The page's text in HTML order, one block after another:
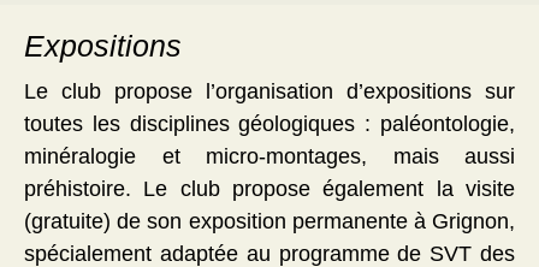
Expositions
Le club propose l’organisation d’expositions sur
toutes les disciplines géologiques : paléontologie,
minéralogie et micro-montages, mais aussi
préhistoire. Le club propose également la visite
(gratuite) de son exposition permanente à Grignon,
spécialement adaptée au programme de SVT des